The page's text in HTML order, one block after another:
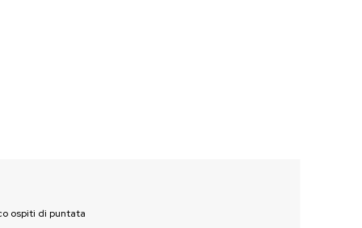
ospiti di puntata